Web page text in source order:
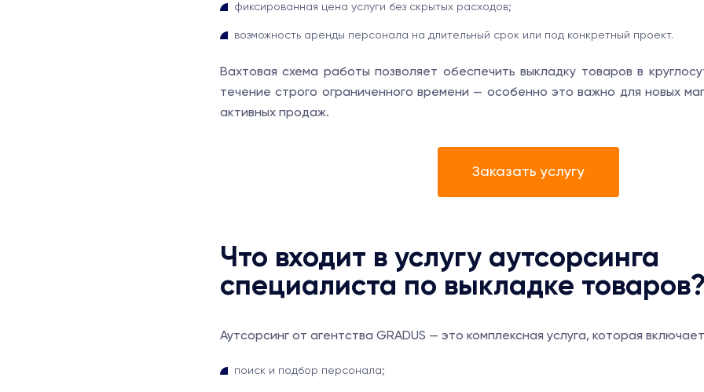
фиксированная цена услуги без скрытых расходов;
возможность аренды персонала на длительный срок или под конкретный проект.
Вахтовая схема работы позволяет обеспечить выкладку товаров в
течение строго ограниченного времени — особенно это важно для новых
активных продаж.
Заказать услугу
Что входит в услугу аутсорсинга
специалиста по выкладке товаров?
Аутсорсинг от агентства GRADUS — это комплексная услуга, которая
поиск и подбор персонала;